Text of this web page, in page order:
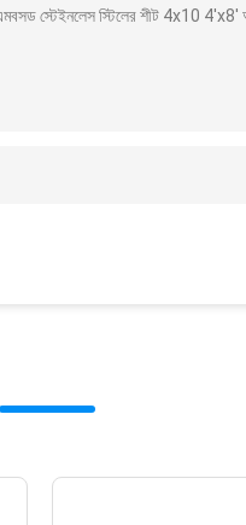
স্টেইনলেস স্টিলের শীট 4x10